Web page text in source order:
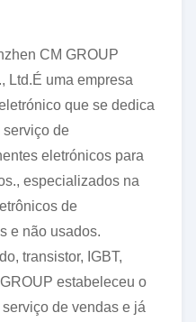
CM GROUP
Ltd.É uma empresa
que se dedica
serviço de
eletrónicos para
especializados na
de
e não usados.
transistor, IGBT,
estabeleceu o
de vendas e já